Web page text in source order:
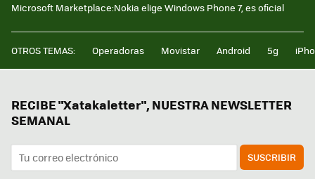
Microsoft Marketplace:Nokia elige Windows Phone 7, es oficial
OTROS TEMAS: Operadoras Movistar Android 5g
RECIBE "Xatakaletter", NUESTRA NEWSLETTER
SEMANAL
SUSCRIBIR